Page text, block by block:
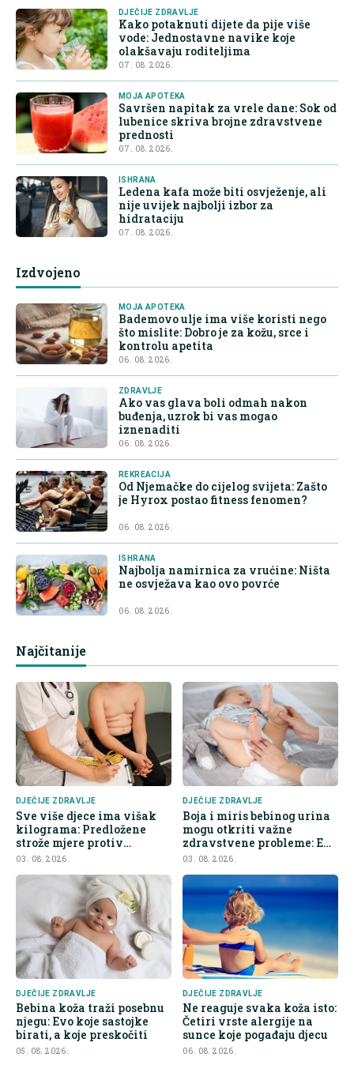
DJEČIJE ZDRAVLJE
Kako potaknuti dijete da pije više
vode: Jednostavne navike koje
olakšavaju roditeljima
07. 08. 2026.
MOJA APOTEKA
Savršen napitak za vrele dane: Sok od
lubenice skriva brojne zdravstvene
prednosti
07. 08. 2026.
ISHRANA
Ledena kafa može biti osvježenje, ali
nije uvijek najbolji izbor za
hidrataciju
07. 08. 2026.
Izdvojeno
MOJA APOTEKA
Bademovo ulje ima više koristi nego
što mislite: Dobro je za kožu, srce i
kontrolu apetita
06. 08. 2026.
ZDRAVLJE
Ako vas glava boli odmah nakon
buđenja, uzrok bi vas mogao
iznenaditi
06. 08. 2026.
REKREACIJA
Od Njemačke do cijelog svijeta: Zašto
je Hyrox postao fitness fenomen?
06. 08. 2026.
ISHRANA
Najbolja namirnica za vrućine: Ništa
ne osvježava kao ovo povrće
06. 08. 2026.
Najčitanije
DJEČIJE ZDRAVLJE
Sve više djece ima višak
kilograma: Predložene
strože mjere protiv
nezdrave hrane
03. 08. 2026.
DJEČIJE ZDRAVLJE
Boja i miris bebinog urina
mogu otkriti važne
zdravstvene probleme: Evo
na šta roditelji trebaju obr
03. 08. 2026.
DJEČIJE ZDRAVLJE
Bebina koža traži posebnu
njegu: Evo koje sastojke
birati, a koje preskočiti
05. 08. 2026.
DJEČIJE ZDRAVLJE
Ne reaguje svaka koža isto:
Četiri vrste alergije na
sunce koje pogađaju djecu
06. 08. 2026.